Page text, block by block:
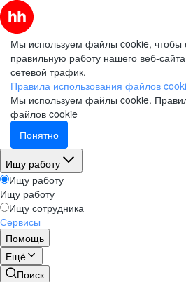
Мы используем файлы cookie, чтобы
правильную работу нашего веб-
сетевой трафик.
Правила использования файлов
Мы используем файлы cookie.
файлов cookie
Понятно
Ищу работу
Ищу работу
Ищу работу
Ищу сотрудника
Сервисы
Помощь
Ещё
Поиск